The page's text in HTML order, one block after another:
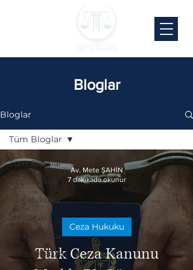
Bloglar
Bloglar
Tüm Bloglar
Ceza Hukuku
Aile Hukuku
İş Hukuku
Kira Hukuku
Miras Hukuku
Tüm Bloglar
Türk Ceza Kanunu
Ceza Hukuku
Av. Mete ŞAHİN
7 dakikada okunur